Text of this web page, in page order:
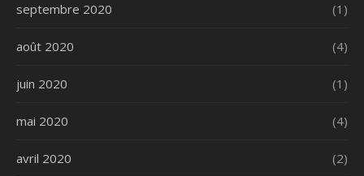
septembre 2020 (1)
août 2020 (4)
juin 2020 (1)
mai 2020 (4)
avril 2020 (2)